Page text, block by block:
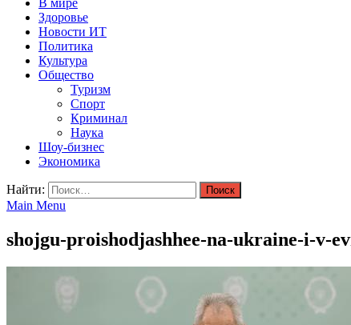
В мире
Здоровье
Новости ИТ
Политика
Культура
Общество
Туризм
Спорт
Криминал
Наука
Шоу-бизнес
Экономика
Найти:
Main Menu
shojgu-proishodjashhee-na-ukraine-i-v-